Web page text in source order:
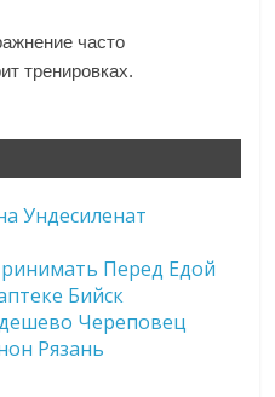
часто
тренировках.
Ундесиленат
Перед Едой
Бийск
Череповец
Рязань